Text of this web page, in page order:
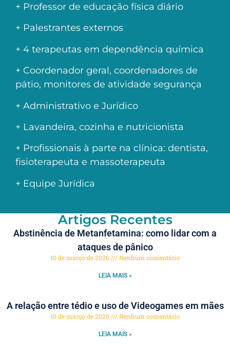
+ Professor de educação física diário
+ Palestrantes externos
+ 4 terapeutas em dependência química
+ Coordenador geral, coordenadores de
pátio, monitores de atividade segurança
+ Administrativo e Jurídico
+ Lavandeira, cozinha e nutricionista
+ Profissionais à parte na clínica: dentista,
fisioterapeuta e massoterapeuta
+ Equipe Jurídica
Artigos Recentes
Abstinência de Metanfetamina: como lidar com a
ataques de pânico
10 de março de 2026 Nenhum comentário
LEIA MAIS »
A relação entre tédio e uso de Videogames em mães
10 de março de 2026 Nenhum comentário
LEIA MAIS »